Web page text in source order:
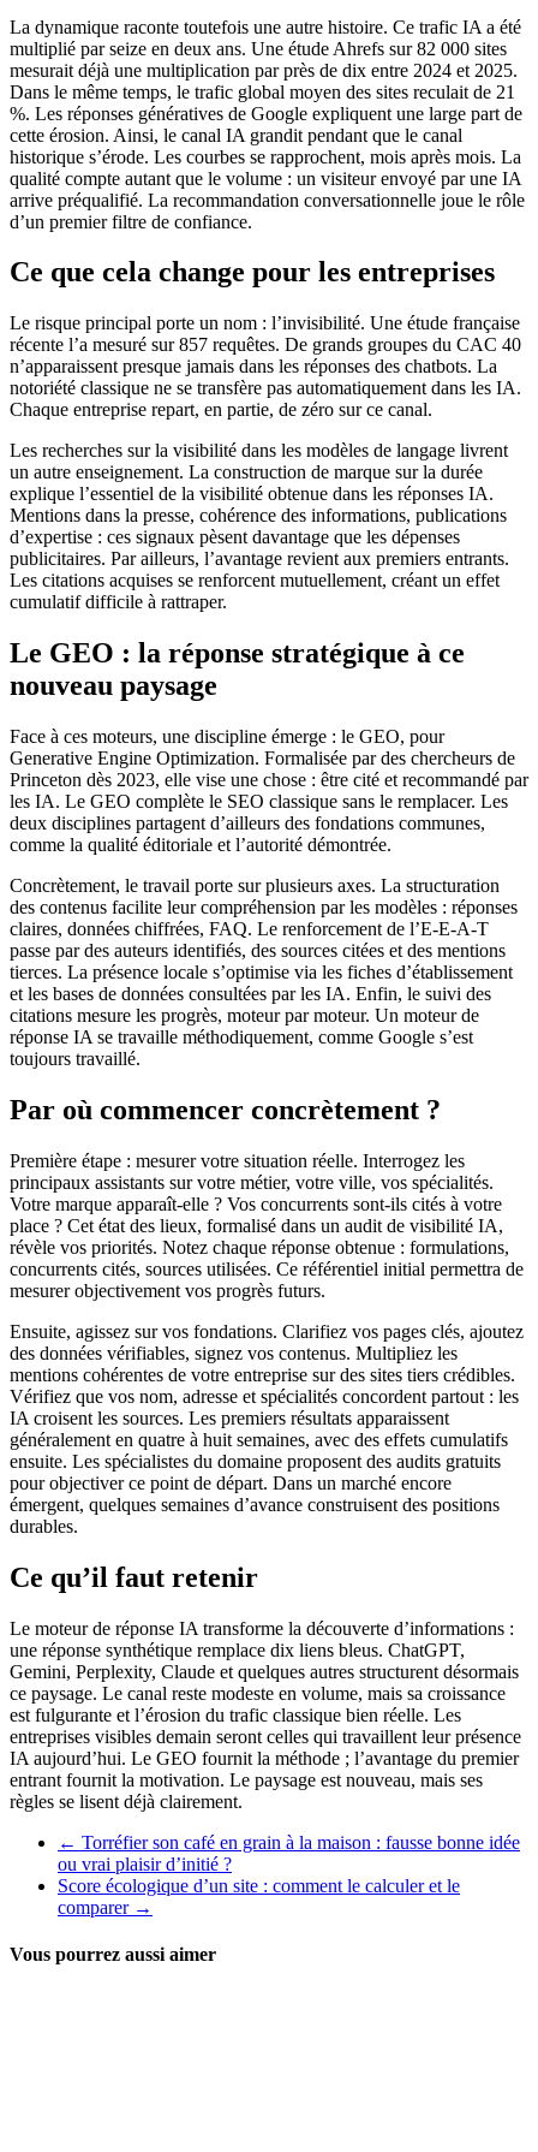
La dynamique raconte toutefois une autre histoire. Ce trafic IA a été
multiplié par seize en deux ans. Une étude Ahrefs sur 82 000 sites
mesurait déjà une multiplication par près de dix entre 2024 et 2025.
Dans le même temps, le trafic global moyen des sites reculait de 21
%. Les réponses génératives de Google expliquent une large part de
cette érosion. Ainsi, le canal IA grandit pendant que le canal
historique s’érode. Les courbes se rapprochent, mois après mois. La
qualité compte autant que le volume : un visiteur envoyé par une IA
arrive préqualifié. La recommandation conversationnelle joue le rôle
d’un premier filtre de confiance.
Ce que cela change pour les entreprises
Le risque principal porte un nom : l’invisibilité. Une étude française
récente l’a mesuré sur 857 requêtes. De grands groupes du CAC 40
n’apparaissent presque jamais dans les réponses des chatbots. La
notoriété classique ne se transfère pas automatiquement dans les IA.
Chaque entreprise repart, en partie, de zéro sur ce canal.
Les recherches sur la visibilité dans les modèles de langage livrent
un autre enseignement. La construction de marque sur la durée
explique l’essentiel de la visibilité obtenue dans les réponses IA.
Mentions dans la presse, cohérence des informations, publications
d’expertise : ces signaux pèsent davantage que les dépenses
publicitaires. Par ailleurs, l’avantage revient aux premiers entrants.
Les citations acquises se renforcent mutuellement, créant un effet
cumulatif difficile à rattraper.
Le GEO : la réponse stratégique à ce
nouveau paysage
Face à ces moteurs, une discipline émerge : le GEO, pour
Generative Engine Optimization. Formalisée par des chercheurs de
Princeton dès 2023, elle vise une chose : être cité et recommandé par
les IA. Le GEO complète le SEO classique sans le remplacer. Les
deux disciplines partagent d’ailleurs des fondations communes,
comme la qualité éditoriale et l’autorité démontrée.
Concrètement, le travail porte sur plusieurs axes. La structuration
des contenus facilite leur compréhension par les modèles : réponses
claires, données chiffrées, FAQ. Le renforcement de l’E-E-A-T
passe par des auteurs identifiés, des sources citées et des mentions
tierces. La présence locale s’optimise via les fiches d’établissement
et les bases de données consultées par les IA. Enfin, le suivi des
citations mesure les progrès, moteur par moteur. Un moteur de
réponse IA se travaille méthodiquement, comme Google s’est
toujours travaillé.
Par où commencer concrètement ?
Première étape : mesurer votre situation réelle. Interrogez les
principaux assistants sur votre métier, votre ville, vos spécialités.
Votre marque apparaît-elle ? Vos concurrents sont-ils cités à votre
place ? Cet état des lieux, formalisé dans un audit de visibilité IA,
révèle vos priorités. Notez chaque réponse obtenue : formulations,
concurrents cités, sources utilisées. Ce référentiel initial permettra de
mesurer objectivement vos progrès futurs.
Ensuite, agissez sur vos fondations. Clarifiez vos pages clés, ajoutez
des données vérifiables, signez vos contenus. Multipliez les
mentions cohérentes de votre entreprise sur des sites tiers crédibles.
Vérifiez que vos nom, adresse et spécialités concordent partout : les
IA croisent les sources. Les premiers résultats apparaissent
généralement en quatre à huit semaines, avec des effets cumulatifs
ensuite. Les spécialistes du domaine proposent des audits gratuits
pour objectiver ce point de départ. Dans un marché encore
émergent, quelques semaines d’avance construisent des positions
durables.
Ce qu’il faut retenir
Le moteur de réponse IA transforme la découverte d’informations :
une réponse synthétique remplace dix liens bleus. ChatGPT,
Gemini, Perplexity, Claude et quelques autres structurent désormais
ce paysage. Le canal reste modeste en volume, mais sa croissance
est fulgurante et l’érosion du trafic classique bien réelle. Les
entreprises visibles demain seront celles qui travaillent leur présence
IA aujourd’hui. Le GEO fournit la méthode ; l’avantage du premier
entrant fournit la motivation. Le paysage est nouveau, mais ses
règles se lisent déjà clairement.
← Torréfier son café en grain à la maison : fausse bonne idée
ou vrai plaisir d’initié ?
Score écologique d’un site : comment le calculer et le
comparer →
Vous pourrez aussi aimer